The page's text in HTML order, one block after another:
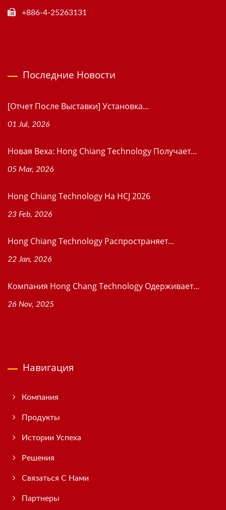
+886-4-25263131
Последние Новости
[Отчет После Выставки] Установка...
01 Jul, 2026
Новая Веха: Hong Chiang Technology Получает...
05 Mar, 2026
Hong Chiang Technology На HCJ 2026
23 Feb, 2026
Hong Chiang Technology Распространяет...
22 Jan, 2026
Компания Hong Chang Technology Одерживает...
26 Nov, 2025
Навигация
Компания
Продукты
Истории Успеха
Решения
Связаться С Нами
Партнеры